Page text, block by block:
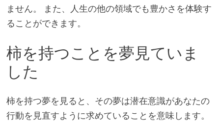
ません。 また、人生の他の領域でも豊かさを体験す
ることができます。
柿を持つことを夢見ていま
した
柿を持つ夢を見ると、その夢は潜在意識があなたの
行動を見直すように求めていることを意味します。